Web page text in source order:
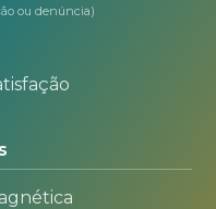
ou denúncia)